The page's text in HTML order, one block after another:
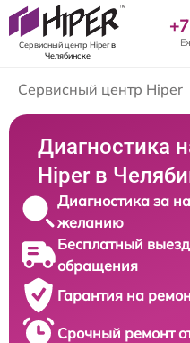
Сервисный центр Hiperв
Челябинске
Сервисный центр Hiper
Диагностика
Hiper в
Диагностика за
желанию
Бесплатный
обращения
Гарантия на
Срочный ремонт